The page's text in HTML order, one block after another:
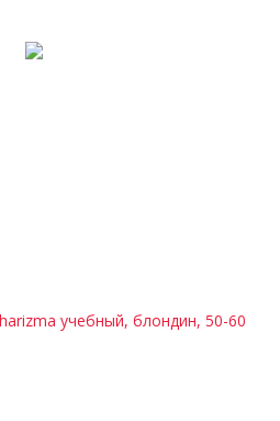
учебный, блондин, 50-60